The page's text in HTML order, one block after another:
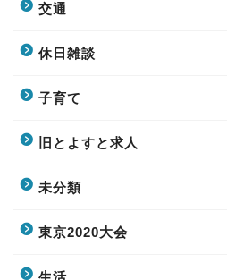
交通
休日雑談
子育て
旧とよすと求人
未分類
東京2020大会